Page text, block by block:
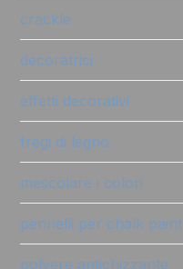
crackle
decoratrici
effetti decorativi
fregi di legno
mescolare i colori
pennelli per chalk paint
polvere antichizzante